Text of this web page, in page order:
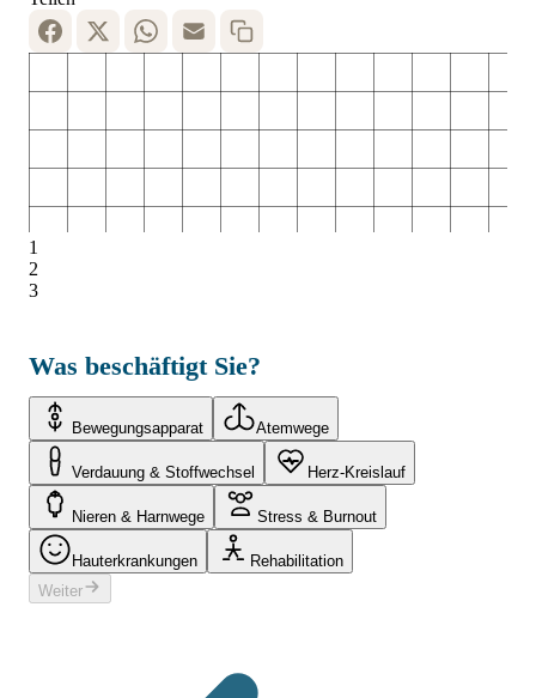
1
2
3
Was beschäftigt Sie?
Bewegungsapparat Atemwege
Verdauung & Stoffwechsel Herz-Kreislauf
Nieren & Harnwege Stress & Burnout
Hauterkrankungen
Rehabilitation
Weiter